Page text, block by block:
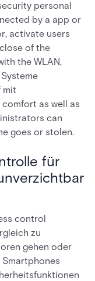
personal
by a app or
activate users
of the
the WLAN,
mit
as well as
can
goes or stolen.
für
control
zu
gehen oder